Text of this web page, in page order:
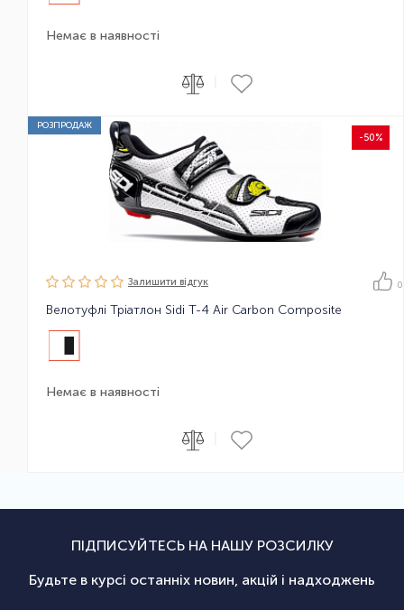
Немає в наявності
РОЗПРОДАЖ
-50%
Залишити вiдгук 0
Велотуфлі Тріатлон Sidi T-4 Air Carbon Composite
Немає в наявності
ПІДПИСУЙТЕСЬ НА НАШУ РОЗСИЛКУ
Будьте в курсі останніх новин, акцій і надходжень